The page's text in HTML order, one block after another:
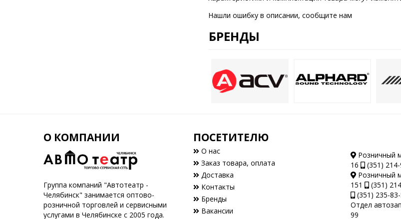
Нашли ошибку в описании, сообщите нам
БРЕНДЫ
О КОМПАНИИ
Группа компаний "Автотеатр -
Челябинск" занимается оптово-
розничной торговлей и сервисными
услугами в Челябинске с 2005 года.
ПОСЕТИТЕЛЮ
О нас
Заказ товара, оплата
Доставка
Контакты
Бренды
Вакансии
Розничный
16
(351)
Розничный
151
(351)
(351) 235-
Отдел
99